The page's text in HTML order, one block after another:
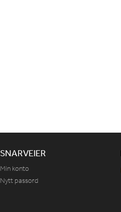
SNARVEIER
Min konto
Nytt passord